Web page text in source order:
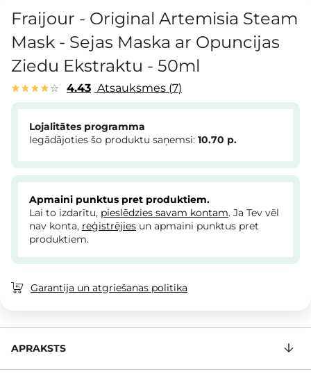
Fraijour - Original Artemisia Steam
Mask - Sejas Maska ar Opuncijas
Ziedu Ekstraktu - 50ml
4.43 Atsauksmes 7
Lojalitātes programma
Iegādājoties šo produktu saņemsi: 10.70 p.
Apmaini punktus pret produktiem.
Lai to izdarītu, pieslēdzies savam kontam. Ja Tev vēl
nav konta, reģistrējies un apmaini punktus pret
produktiem.
Garantija un atgriešanas politika
APRAKSTS